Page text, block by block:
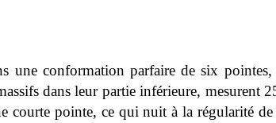
une conformation parfaire de six
dans leur partie inférieure, mesurent
courte pointe, ce qui nuit à la régularité de